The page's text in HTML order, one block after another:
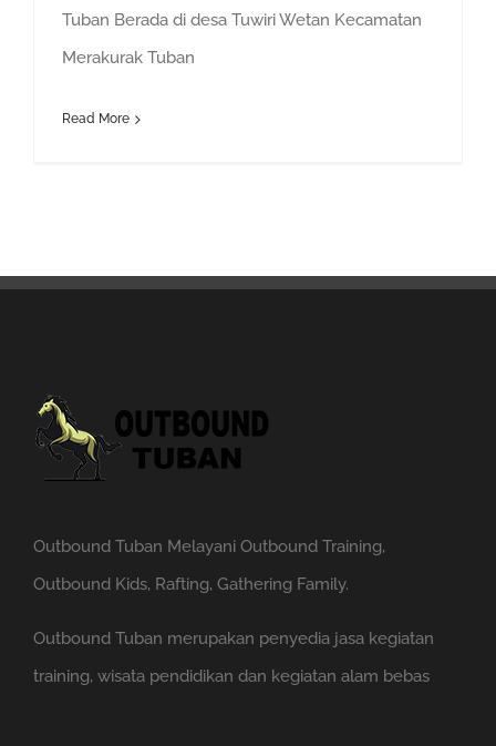
Tuban Berada di desa Tuwiri Wetan Kecamatan
Merakurak Tuban
Read More
Outbound Tuban Melayani Outbound Training,
Outbound Kids, Rafting, Gathering Family.
Outbound Tuban merupakan penyedia jasa kegiatan
training, wisata pendidikan dan kegiatan alam bebas